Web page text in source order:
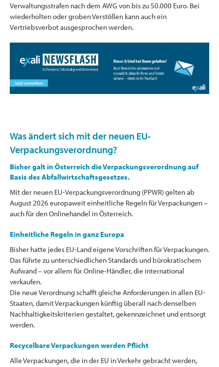
Verwaltungsstrafen nach dem AWG von bis zu 50.000 Euro. Bei
wiederholten oder groben Verstößen kann auch ein
Vertriebsverbot ausgesprochen werden.
Was ändert sich mit der neuen EU-
Verpackungsverordnung?
Bisher galt in Österreich die Verpackungsverordnung auf
Basis des Abfallwirtschaftsgesetzes.
Mit der neuen EU-Verpackungsverordnung (PPWR) gelten ab
August 2026 europaweit einheitliche Regeln für Verpackungen –
auch für den Onlinehandel in Österreich.
Einheitliche Regeln in ganz Europa
Bisher hatte jedes EU-Land eigene Vorschriften für Verpackungen.
Das führte zu unterschiedlichen Standards und bürokratischem
Aufwand – vor allem für Online-Händler, die international
verkaufen.
Die neue Verordnung schafft gleiche Anforderungen in allen EU-
Staaten, damit Verpackungen künftig überall nach denselben
Nachhaltigkeitskriterien gestaltet, gekennzeichnet und entsorgt
werden.
Recycelbare Verpackungen werden Pflicht
Alle Verpackungen, die in der EU in Verkehr gebracht werden,